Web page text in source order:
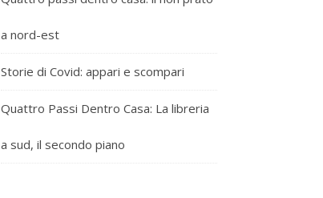
a nord-est
Storie di Covid: appari e scompari
Quattro Passi Dentro Casa: La libreria
a sud, il secondo piano